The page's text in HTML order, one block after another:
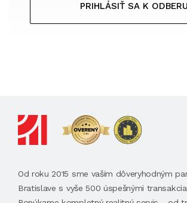
PRIHLÁSIŤ SA K ODBERU
Od roku 2015 sme vašim dôveryhodným
Bratislave s vyše 500 úspešnými